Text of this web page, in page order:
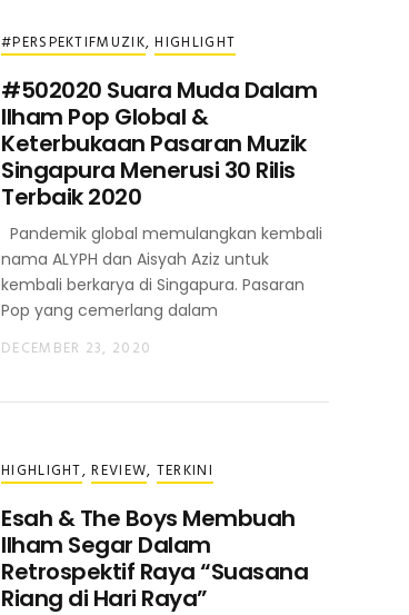
#PERSPEKTIFMUZIK,HIGHLIGHT
#502020 Suara Muda Dalam
Ilham Pop Global &
Keterbukaan Pasaran Muzik
Singapura Menerusi 30 Rilis
Terbaik 2020
Pandemik global memulangkan kembali
nama ALYPH dan Aisyah Aziz untuk
kembali berkarya di Singapura. Pasaran
Pop yang cemerlang dalam
DECEMBER 23, 2020
HIGHLIGHT,REVIEW, TERKINI
Esah & The Boys Membuah
Ilham Segar Dalam
Retrospektif Raya “Suasana
Riang di Hari Raya”